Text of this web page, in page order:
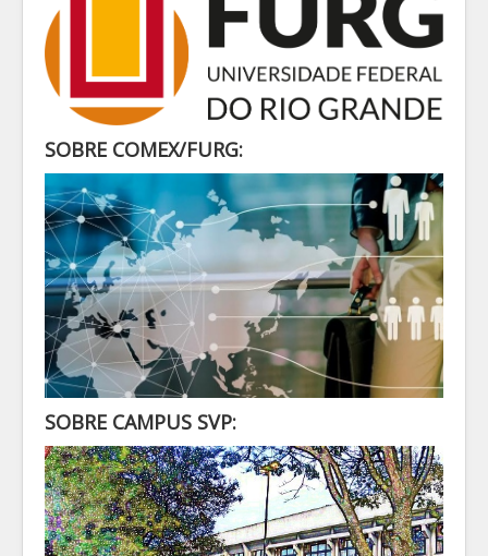
SECRETARIA
CONTATO
LOGIN
SOBRE COMEX/FURG:
SOBRE CAMPUS SVP: